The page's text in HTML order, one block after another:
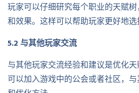
玩家可以仔细研究每个职业的天赋
和效果。这样可以帮助玩家更好地选
5.2 与其他玩家交流
与其他玩家交流经验和建议是优化
可以加入游戏中的公会或者社区，